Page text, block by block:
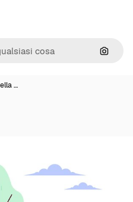
Cerca
…